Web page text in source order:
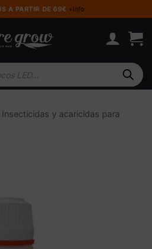
A PARTIR DE 69€ +info
Insecticidas y acaricidas para